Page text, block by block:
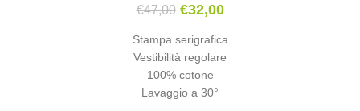
€47,00 €32,00
Stampa serigrafica
Vestibilità regolare
100% cotone
Lavaggio a 30°